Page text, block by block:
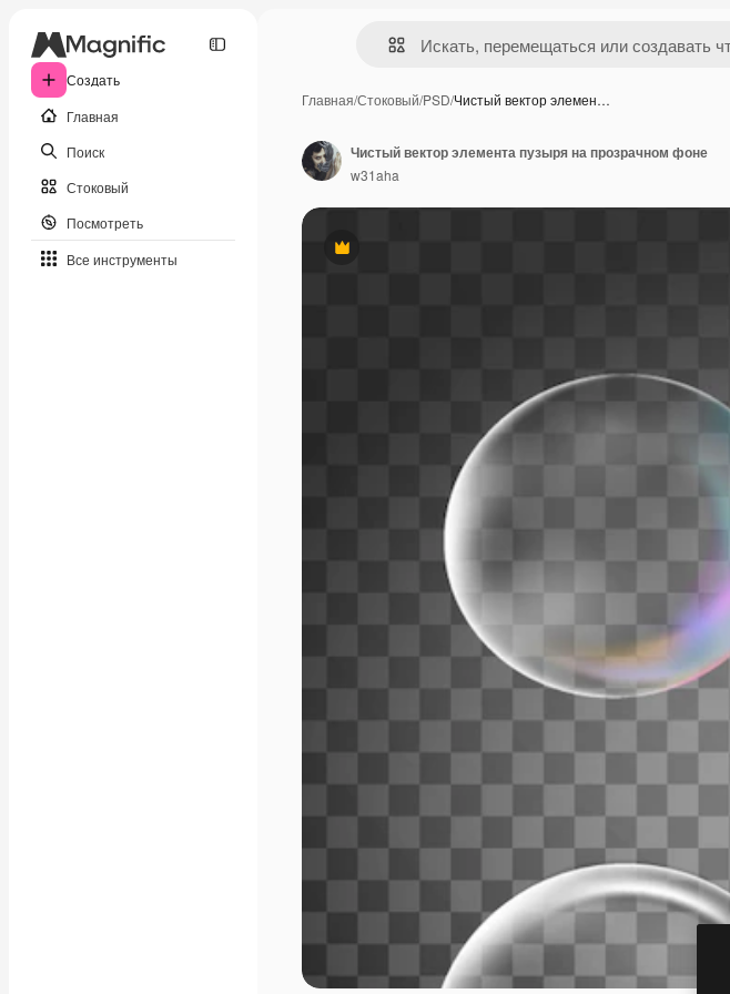
Создать
Главная
Поиск
Стоковый
Посмотреть
Все инструменты
Главная/Стоковый/PSD/Чистый вектор элемен…
Премиум
Чистый вектор элемента пузыря на прозрачном фоне
w31aha